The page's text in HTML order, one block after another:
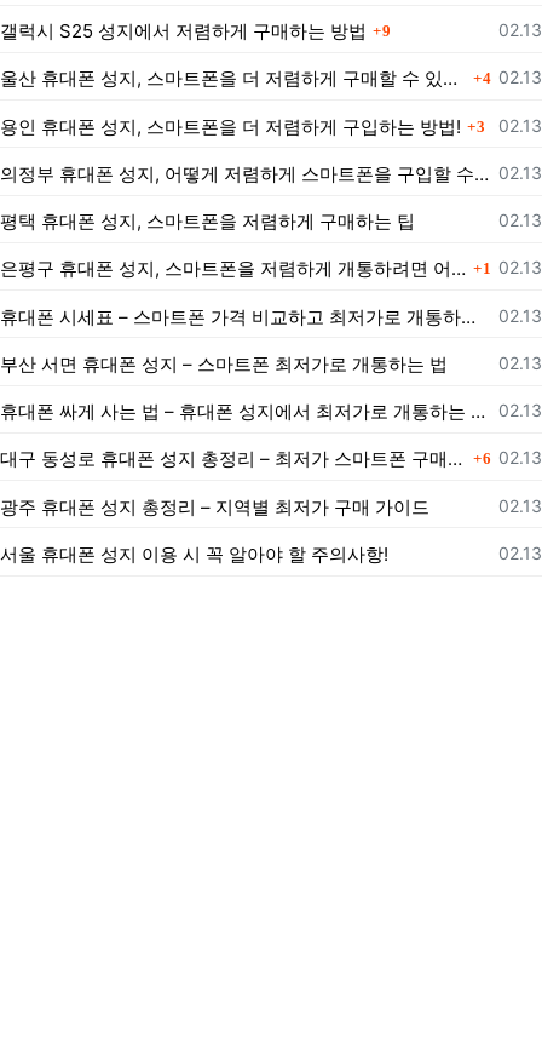
등록
02.13
갤럭시 S25 성지에서 저렴하게 구매하는 방법 9
등록
02.13
울산 휴대폰 성지, 스마트폰을 더 저렴하게 구매할 수 있는 방법은? 댓글
4
등록
02.13
용인 휴대폰 성지, 스마트폰을 더 저렴하게 구입하는 방법! 댓글
3
등록
02.13
의정부 휴대폰 성지, 어떻게 저렴하게 스마트폰을 구입할 수 있을까?
등록
02.13
평택 휴대폰 성지, 스마트폰을 저렴하게 구매하는 팁
등록
02.13
은평구 휴대폰 성지, 스마트폰을 저렴하게 개통하려면 어떻게 해야 할까? 댓글
1
등록
02.13
휴대폰 시세표 – 스마트폰 가격 비교하고 최저가로 개통하는 법
등록
02.13
부산 서면 휴대폰 성지 – 스마트폰 최저가로 개통하는 법
등록
02.13
휴대폰 싸게 사는 법 – 휴대폰 성지에서 최저가로 개통하는 노하우
등록
02.13
대구 동성로 휴대폰 성지 총정리 – 최저가 스마트폰 구매 가이드 댓글
6
등록
02.13
광주 휴대폰 성지 총정리 – 지역별 최저가 구매 가이드
등록
02.13
서울 휴대폰 성지 이용 시 꼭 알아야 할 주의사항!